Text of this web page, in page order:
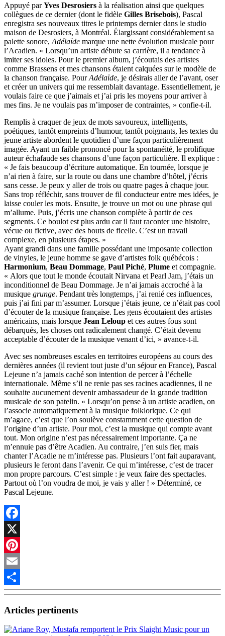
Appuyé parYves Desrosiers à la réalisation ainsi que quelques
collègues de ce dernier (dont le fidèle Gilles Brisebois), Pascal
enregistra ses nouveaux titres le printemps dernier dans le studio
maison de Desrosiers, à Montréal. Élargissant considérablement sa
palette sonore, Adélaïde marque une nette évolution musicale pour
l’Acadien. « Lorsqu’un artiste débute sa carrière, il a tendance à
imiter ses idoles. Pour le premier album, j’écoutais des artistes
comme Brassens et mes chansons étaient calquées sur le modèle de
la chanson française. PourAdélaïde, je désirais aller de l’avant, oser
et créer un univers qui me ressemblait davantage. Essentiellement, je
voulais faire ce que j’aimais et j’ai pris les moyens pour arriver à
mes fins. Je ne voulais pas m’imposer de contraintes, » confie-t-il.
Remplis à craquer de jeux de mots savoureux, intelligents,
poétiques, tantôt empreints d’humour, tantôt poignants, les textes du
jeune artiste abordent le quotidien d’une façon particulièrement
imagée. Ayant un faible prononcé pour la spontanéité, le prolifique
auteur échafaude ses chansons d’une façon particulière. Il explique :
« Je fais beaucoup d’écriture automatique. En tournée, lorsque je
n’ai rien à faire, sur la route ou dans une chambre d’hôtel, j’écris
sans cesse. Je peux y aller de trois ou quatre pages à chaque jour.
Sans trop réfléchir, sans trouver de fil conducteur entre mes idées, je
laisse couler les mots. Ensuite, je trouve un mot ou une phrase qui
m’allume. Puis, j’écris une chanson complète à partir de ces
segments. Ce boulot est plus ardu car il faut raconter une histoire,
vécue ou fictive, avec des bouts de ficelle. C’est un travail
complexe, en plusieurs étapes. »
Ayant grandi dans une famille possédant une imposante collection
de vinyles, le jeune homme se gave d’artistes folk québécois :
Harmonium, Beau Dommage, Paul Piché, Plume et compagnie.
« Alors que tout le monde écoutait Nirvana et Pearl Jam, j’étais un
inconditionnel de Beau Dommage. Je n’ai jamais accroché à la
musique grunge. Pendant très longtemps, j’ai renié ces influences,
puis j’ai fini par m’assumer. Lorsque j’étais jeune, ce n’était pas cool
d’écouter de la musique française. Les gens écoutaient des artistes
américains, mais lorsque Jean Leloup et ces autres fous sont
débarqués, les choses ont radicalement changé. C’était devenu
acceptable d’écouter de la musique venant d’ici, » avance-t-il.
Avec ses nombreuses escales en territoires européens au cours des
dernières années (il revient tout juste d’un séjour en France), Pascal
Lejeune n’a jamais caché son intention de percer à l’échelle
internationale. Même s’il ne renie pas ses racines acadiennes, il ne
souhaite aucunement devenir ambassadeur de la grande tradition
musicale de son patelin. « Lorsqu’on pense à un artiste acadien, on
l’associe automatiquement à la musique folklorique. Ce qui
m’agace, c’est que l’on soulève constamment cette question de
l’origine d’un artiste. Pour moi, c’est la musique qui compte avant
tout. Mon origine n’est pas nécessairement importante. Ça ne
m’ennuie pas d’être Acadien. Au contraire, j’en suis fier, mais
chanter l’Acadie ne m’intéresse pas. Plusieurs l’ont fait auparavant,
plusieurs le feront dans l’avenir. Ce qui m’intéresse, c’est de tracer
mon propre parcours. C’est simple : je veux faire des spectacles.
Partout où l’on voudra de moi, je vais y aller ! » Déterminé, ce
Pascal Lejeune.
Facebook
X
Pinterest
Email
Partager
Articles pertinents